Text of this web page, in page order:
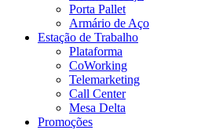
Porta Pallet
Armário de Aço
Estação de Trabalho
Plataforma
CoWorking
Telemarketing
Call Center
Mesa Delta
Promoções